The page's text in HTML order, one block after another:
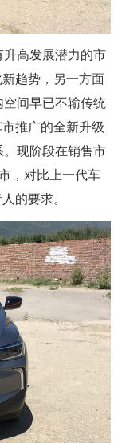
高发展潜力的市
趋势，另一方面
间早已不输传统
推广的全新升级
现阶段在销售市
，对比上一代车
的要求。